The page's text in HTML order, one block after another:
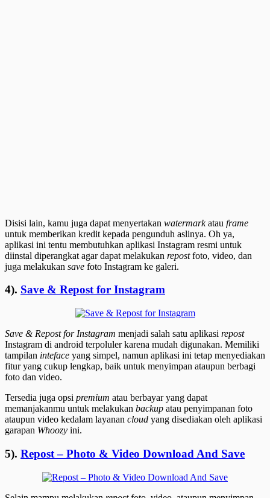
Disisi lain, kamu juga dapat menyertakan watermarkatau frame
untuk memberikan kredit kepada pengunduh aslinya. Oh ya,
aplikasi ini tentu membutuhkan aplikasi Instagram resmi untuk
diinstal diperangkat agar dapat melakukan repostfoto, video, dan
juga melakukan save foto Instagram ke galeri.
4). Save & Repost for Instagram
Save & Repost for Instagram menjadi salah satu aplikasi repost
Instagram di android terpoluler karena mudah digunakan. Memiliki
tampilan inteface yang simpel, namun aplikasi ini tetap menyediakan
fitur yang cukup lengkap, baik untuk menyimpan ataupun berbagi
foto dan video.
Tersedia juga opsi premium atau berbayar yang dapat
memanjakanmu untuk melakukan backup atau penyimpanan foto
ataupun video kedalam layanan cloud yang disediakan oleh aplikasi
garapan Whoozy ini.
5). Repost – Photo & Video Download And Save